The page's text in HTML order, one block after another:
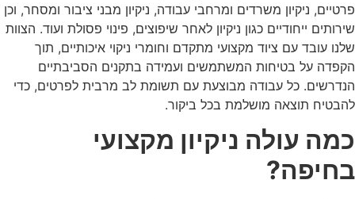
פרטיים, ניקיון משרדים ומרחבי עבודה, ניקיון מבני ציבור ומסחר, וכן
שירותים ייחודיים כגון ניקיון לאחר שיפוצים, פינוי פסולת ועוד. הצוות
שלנו עובד עם ציוד מקצועי מתקדם וחומרי ניקוי איכותיים, תוך
הקפדה על בטיחות המשתמשים ועמידה בתקנים הסביבתיים
הנדרשים. כל עבודה מבוצעת עם תשומת לב מרבית לפרטים, כדי
להבטיח תוצאה מושלמת בכל ביקור.
כמה עולה ניקיון מקצועי
בחיפה?